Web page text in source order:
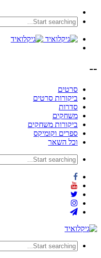
--
סרטים
ביקורות סרטים
סדרות
משחקים
ביקורות משחקים
ספרים וקומיקס
וכל השאר